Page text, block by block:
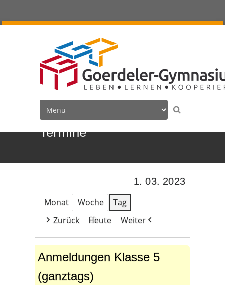
Termine
1. 03. 2023
Monat
Woche
Tag
Zurück
Heute Weiter
Anmeldungen
Klasse
(ganztags)
Anmeldungen Klasse 5
(ganztags)